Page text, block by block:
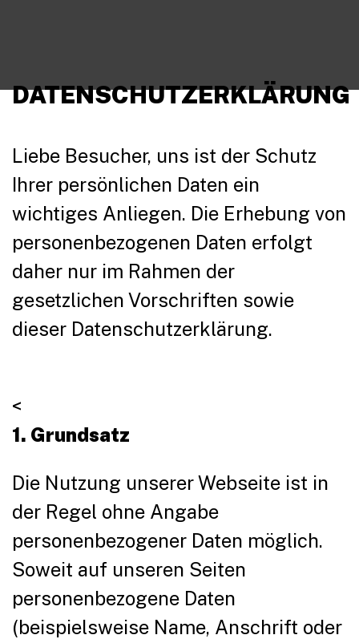
DATENSCHUTZERKLÄRUNG
Liebe Besucher, uns ist der Schutz
Ihrer persönlichen Daten ein
wichtiges Anliegen. Die Erhebung von
personenbezogenen Daten erfolgt
daher nur im Rahmen der
gesetzlichen Vorschriften sowie
dieser Datenschutzerklärung.
<
1. Grundsatz
Die Nutzung unserer Webseite ist in
der Regel ohne Angabe
personenbezogener Daten möglich.
Soweit auf unseren Seiten
personenbezogene Daten
(beispielsweise Name, Anschrift oder